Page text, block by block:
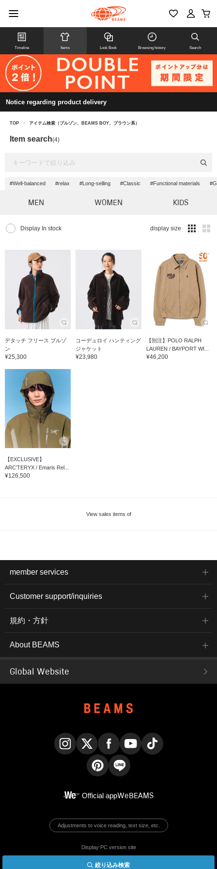
Timeline Items Look Book Browsing history Search
Notice regarding product delivery
絞り込み検索
TOP > アイテム検索（ブルゾン、BEAMS BOY、ブラウン系）
Item search(4)
#Well-balanced #relax #Long-selling #Classic #Functional materials
MEN WOMEN KIDS
Display In stock display size
デタッチ フリース ブルゾ
ン
¥25,300
コーデュロイ ハンティング
ジャケット
¥23,980
【別注】POLO RALPH
LAUREN / BAYPORT WI...
¥46,200
【EXCLUSIVE】
ARC’TERYX / Emaris Rel...
¥126,500
View sales items of
member services
Customer support/inquiries
規約・方針
About BEAMS
Global Website
Official appWeBEAMS
Adjustments to voice reading, text size, etc.
Display PC version site
© BEAMS Co., Ltd.